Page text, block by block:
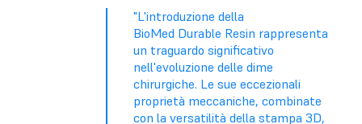
"L'introduzione della
BioMed Durable Resin rappresenta
un traguardo significativo
nell'evoluzione delle dime
chirurgiche. Le sue eccezionali
proprietà meccaniche, combinate
con la versatilità della stampa 3D,